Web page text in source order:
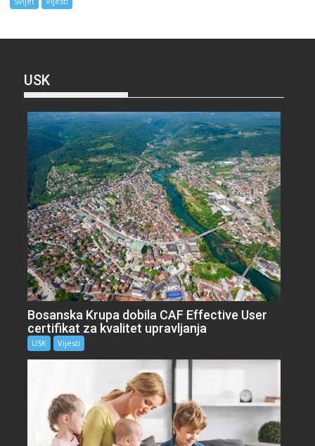
USK
Bosanska Krupa dobila CAF Effective User
certifikat za kvalitet upravljanja
USK Vijesti